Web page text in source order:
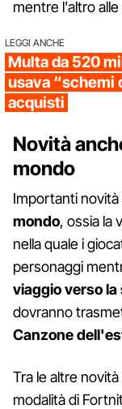
mentre l'altro
LEGGI ANCHE
Multa da 520
usava “schemi
acquisti
Novità
mondo
Importanti novità
mondo, ossia la
nella quale i
personaggi
viaggio verso
dovranno
Canzone
Tra le altre
modalità di